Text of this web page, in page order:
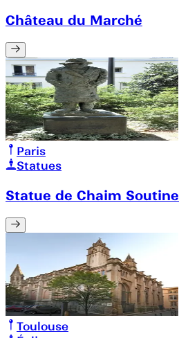
Château du Marché
Paris
Statues
Statue de Chaim Soutine
Toulouse